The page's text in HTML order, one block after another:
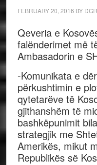
FEBRUARY 20, 2016 BY
Qeveria e
falënderimet më
Ambasadorin e
-Komunikata e
përkushtimin e
qytetarëve të
gjithanshëm të
bashkëpunimit
strategjik me
Amerikës, mikut
Republikës së